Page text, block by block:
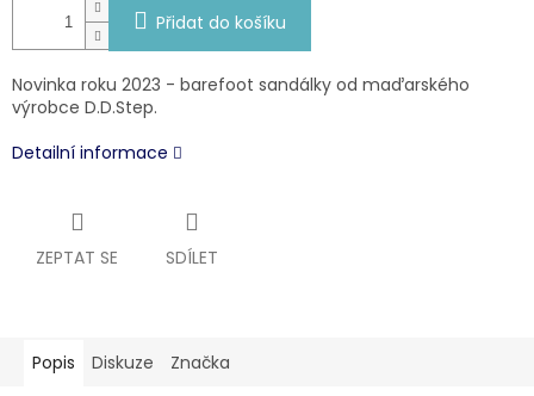
Přidat do košíku
Novinka roku 2023 - barefoot sandálky od maďarského
výrobce D.D.Step.
Detailní informace
ZEPTAT SE SDÍLET
Popis Diskuze Značka